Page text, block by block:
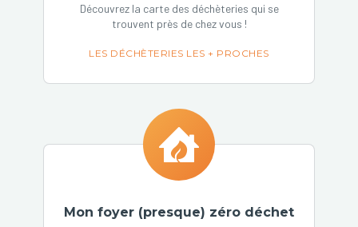
Découvrez la carte des déchèteries qui se
trouvent près de chez vous !
LES DÉCHÈTERIES LES + PROCHES
Mon foyer (presque) zéro déchet